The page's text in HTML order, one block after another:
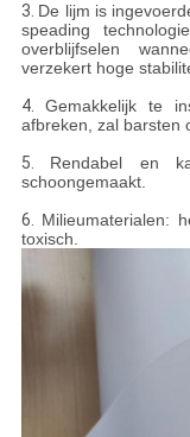
3. De lijm is
speading
overblijfselen
verzekert hoge
4. Gemakkelijk te
afbreken, zal barsten
5. Rendabel en
schoongemaakt.
6. Milieumaterialen:
toxisch.